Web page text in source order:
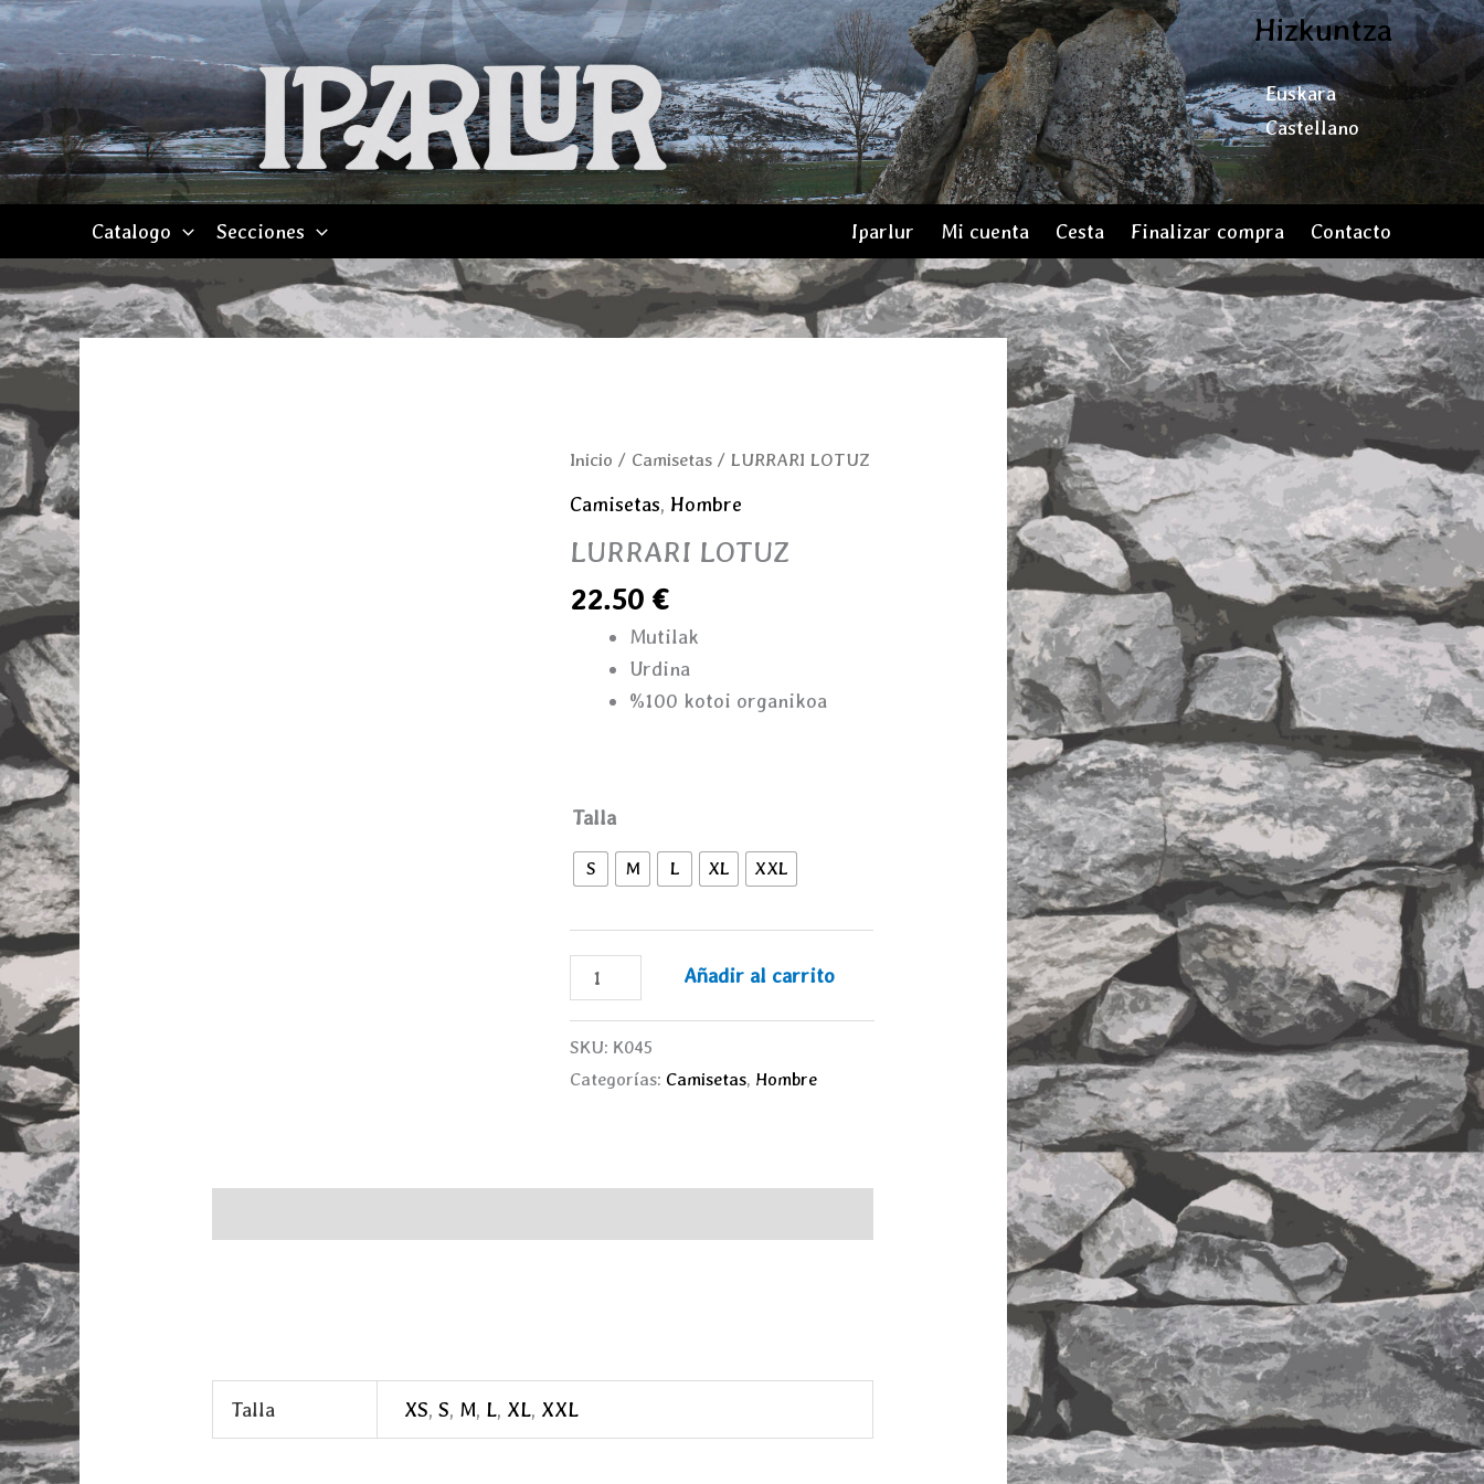
Ir
al
contenido
Hizkuntza
Euskara
Castellano
Catalogo Secciones Iparlur Mi cuenta Cesta Finalizar compra Contacto
Inicio / Camisetas / LURRARI LOTUZ
Camisetas, Hombre
LURRARI LOTUZ
22.50 €
Mutilak
Urdina
%100 kotoi organikoa
Talla
S M L XL XXL
LURRARI
Añadir al carrito
SKU: K045
Categorías: Camisetas, Hombre
Talla XS,S, M, L, XL, XXL